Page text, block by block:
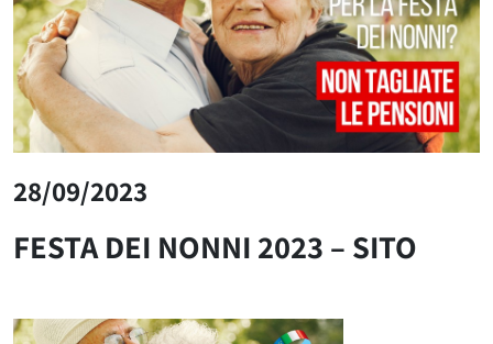
28/09/2023
FESTA DEI NONNI 2023 – SITO